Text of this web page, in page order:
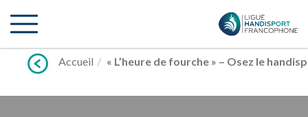
vers
Accueil
« L’heure de fourche » – Osez le